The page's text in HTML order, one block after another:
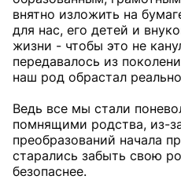
внятно изложить на
для нас, его детей и
жизни - чтобы это не
передавалось из
наш род обрастал
Ведь все мы стали
помнящими родства, из-
преобразований начала
старались забыть свою
безопаснее.